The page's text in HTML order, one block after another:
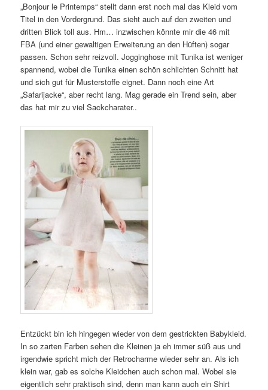
„Bonjour le Printemps“ stellt dann erst noch mal das Kleid vom
Titel in den Vordergrund. Das sieht auch auf den zweiten und
dritten Blick toll aus. Hm… inzwischen könnte mir die 46 mit
FBA (und einer gewaltigen Erweiterung an den Hüften) sogar
passen. Schon sehr reizvoll. Jogginghose mit Tunika ist weniger
spannend, wobei die Tunika einen schön schlichten Schnitt hat
und sich gut für Musterstoffe eignet. Dann noch eine Art
„Safarijacke“, aber recht lang. Mag gerade ein Trend sein, aber
das hat mir zu viel Sackcharater..
Entzückt bin ich hingegen wieder von dem gestrickten Babykleid.
In so zarten Farben sehen die Kleinen ja eh immer süß aus und
irgendwie spricht mich der Retrocharme wieder sehr an. Als ich
klein war, gab es solche Kleidchen auch schon mal. Wobei sie
eigentlich sehr praktisch sind, denn man kann auch ein Shirt